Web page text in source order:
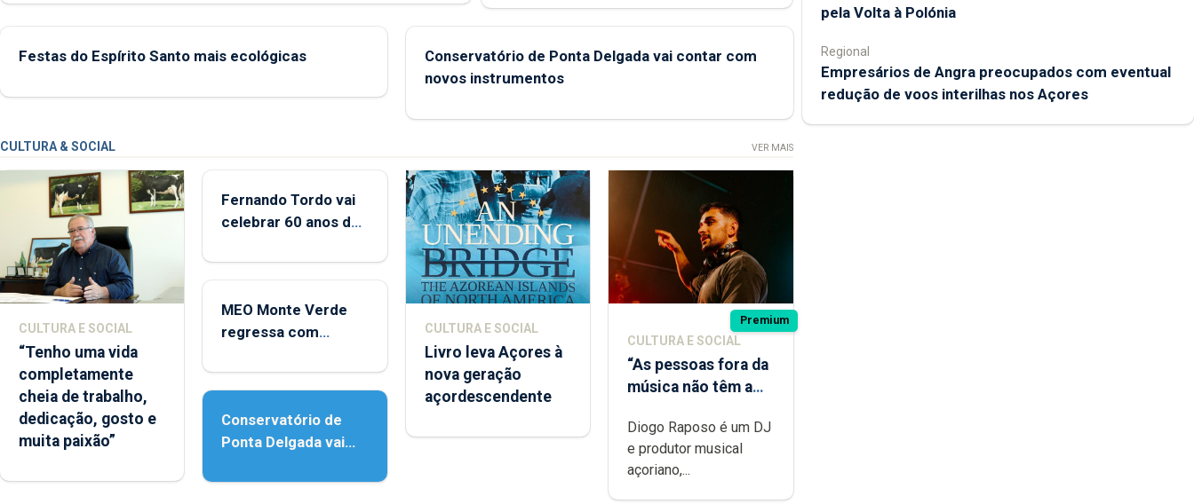
Festas do Espírito Santo mais ecológicas
Conservatório de Ponta Delgada vai contar com
novos instrumentos
CULTURA & SOCIAL VER MAIS
CULTURA E SOCIAL
“Tenho uma vida
completamente
cheia de trabalho,
dedicação, gosto e
muita paixão”
Fernando Tordo vai
celebrar 60 anos de
Micaelense
MEO Monte Verde
regressa com
acessibilidade
Conservatório de
Ponta Delgada vai
instrumentos
CULTURA E SOCIAL
Livro leva Açores à
nova geração
açordescendente
Premium
CULTURA E SOCIAL
“As pessoas fora da
música não têm a
difícil é produzir
uma música”
Diogo Raposo é um DJ
e produtor musical
açoriano,...
pela Volta à Polónia
Regional
Empresários de Angra preocupados com eventual
redução de voos interilhas nos Açores